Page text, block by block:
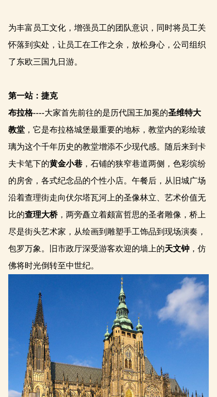
为丰富员工文化，增强员工的团队意识，同时将员工关
怀落到实处，让员工在工作之余，放松身心，公司组织
了东欧三国九日游。
第一站：捷克
布拉格----大家首先前往的是历代国王加冕的圣维特大
教堂，它是布拉格城堡最重要的地标，教堂内的彩绘玻
璃为这个千年历史的教堂增添不少现代感。随后来到卡
夫卡笔下的黄金小巷，石铺的狭窄巷道两侧，色彩缤纷
的房舍，各式纪念品的个性小店。午餐后，从旧城广场
沿着查理街走向伏尔塔瓦河上的圣像林立、艺术价值无
比的查理大桥，两旁矗立着颇富哲思的圣者雕像，桥上
尽是街头艺术家，从绘画到雕塑手工饰品到现场演奏，
包罗万象。旧市政厅深受游客欢迎的墙上的天文钟，仿
佛将时光倒转至中世纪。